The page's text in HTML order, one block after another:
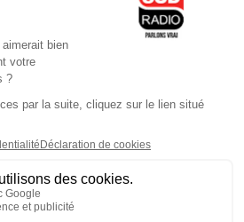
/ Android
l'application